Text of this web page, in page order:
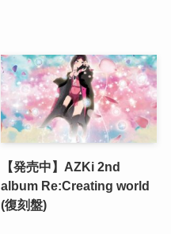
【発売中】AZKi 2nd
album Re:Creating world
(復刻盤)